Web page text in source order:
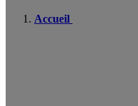
Accueil